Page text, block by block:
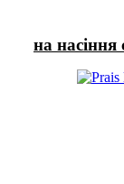
на насіння